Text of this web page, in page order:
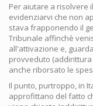
Per aiutare a risolvere
evidenziarvi che non
stava frapponendo il
Tribunale affinchè
all'attivazione e,
provveduto
anche riborsato le
Il punto, purtroppo, in
approfittano del fatto